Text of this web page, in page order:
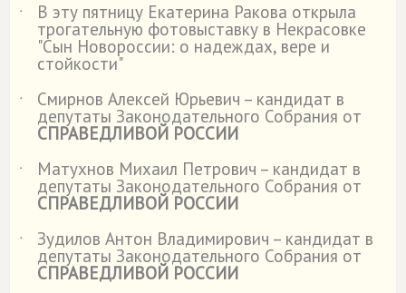
˙ В эту пятницу Екатерина Ракова открыла
трогательную фотовыставку в Некрасовке
"Сын Новороссии: о надеждах, вере и
стойкости"
˙
Смирнов Алексей Юрьевич – кандидат в
депутаты Законодательного Собрания от
СПРАВЕДЛИВОЙ РОССИИ
˙
Матухнов Михаил Петрович – кандидат в
депутаты Законодательного Собрания от
СПРАВЕДЛИВОЙ РОССИИ
˙
Зудилов Антон Владимирович – кандидат в
депутаты Законодательного Собрания от
СПРАВЕДЛИВОЙ РОССИИ